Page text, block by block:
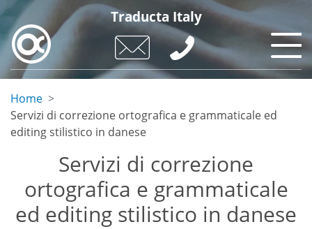
Skip
main
content
Traducta Italy
Home
Servizi di correzione ortografica e grammaticale ed
editing stilistico in danese
Servizi di correzione
ortografica e grammaticale
ed editing stilistico in danese